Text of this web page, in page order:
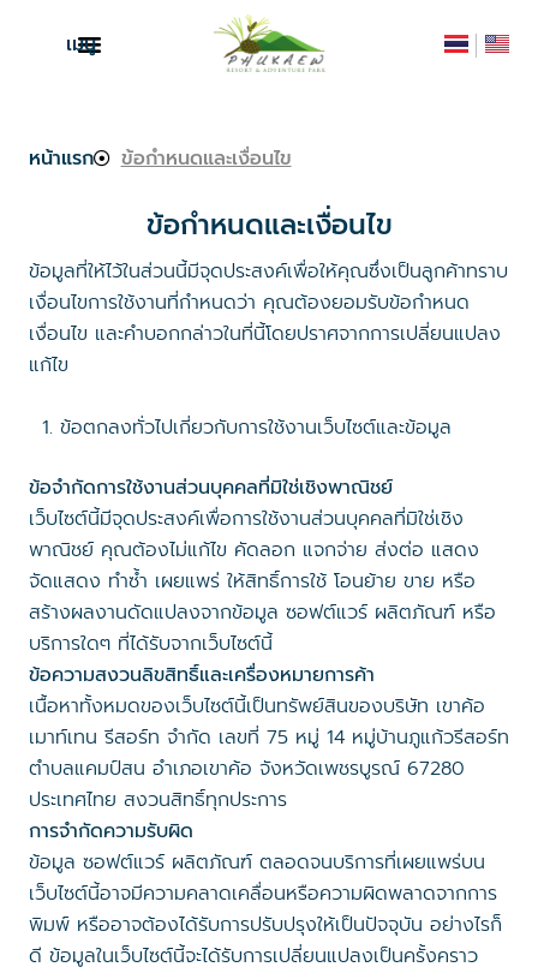
เมนู
หน้าแรก ข้อกำหนดและเงื่อนไข
ข้อกำหนดและเงื่อนไข
ข้อมูลที่ให้ไว้ในส่วนนี้มีจุดประสงค์เพื่อให้คุณซึ่งเป็นลูกค้าทราบ
เงื่อนไขการใช้งานที่กำหนดว่า คุณต้องยอมรับข้อกำหนด
เงื่อนไข และคำบอกกล่าวในที่นี้โดยปราศจากการเปลี่ยนแปลง
แก้ไข
ข้อตกลงทั่วไปเกี่ยวกับการใช้งานเว็บไซต์และข้อมูล
ข้อจำกัดการใช้งานส่วนบุคคลที่มิใช่เชิงพาณิชย์
เว็บไซต์นี้มีจุดประสงค์เพื่อการใช้งานส่วนบุคคลที่มิใช่เชิง
พาณิชย์ คุณต้องไม่แก้ไข คัดลอก แจกจ่าย ส่งต่อ แสดง
จัดแสดง ทำซ้ำ เผยแพร่ ให้สิทธิ์การใช้ โอนย้าย ขาย หรือ
สร้างผลงานดัดแปลงจากข้อมูล ซอฟต์แวร์ ผลิตภัณฑ์ หรือ
บริการใดๆ ที่ได้รับจากเว็บไซต์นี้
ข้อความสงวนลิขสิทธิ์และเครื่องหมายการค้า
เนื้อหาทั้งหมดของเว็บไซต์นี้เป็นทรัพย์สินของบริษัท เขาค้อ
เมาท์เทน รีสอร์ท จำกัด เลขที่ 75 หมู่ 14 หมู่บ้านภูแก้วรีสอร์ท
ตำบลแคมป์สน อำเภอเขาค้อ จังหวัดเพชรบูรณ์ 67280
ประเทศไทย สงวนสิทธิ์ทุกประการ
การจำกัดความรับผิด
ข้อมูล ซอฟต์แวร์ ผลิตภัณฑ์ ตลอดจนบริการที่เผยแพร่บน
เว็บไซต์นี้อาจมีความคลาดเคลื่อนหรือความผิดพลาดจากการ
พิมพ์ หรืออาจต้องได้รับการปรับปรุงให้เป็นปัจจุบัน อย่างไรก็
ดี ข้อมูลในเว็บไซต์นี้จะได้รับการเปลี่ยนแปลงเป็นครั้งคราว